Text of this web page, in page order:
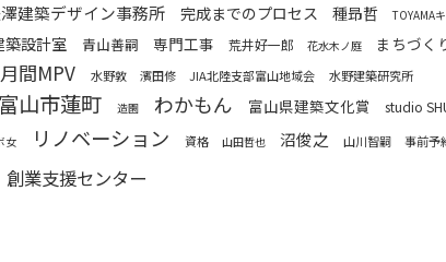
建築デザイン事務所 完成までのプロセス 種昻哲 TOYAMA
築設計室 青山善嗣 専門工事 荒井好一郎 花水木ノ庭 まちづく
月間MPV 水野敦 濱田修 JIA北陸支部富山地域会 水野建築研究所
富山市蓮町 造園 わかもん 富山県建築文化賞 studio
女 リノベーション 資格 山田哲也 沼俊之 山川智嗣 事前予
創業支援センター